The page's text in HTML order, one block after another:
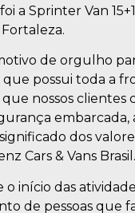
a Sprinter Van
de orgulho
possui toda a
que nossos
dos
Cars & Vans Brasil.
o início das
de pessoas que